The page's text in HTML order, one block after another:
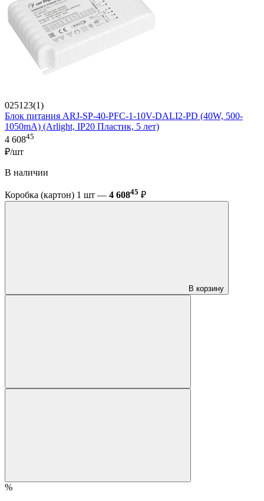
025123(1)
Блок питания ARJ-SP-40-PFC-1-10V-DALI2-PD (40W, 500-
1050mA) (Arlight, IP20 Пластик, 5 лет)
4 60845
₽/шт
В наличии
Коробка (картон) 1 шт — 4 60845 ₽
В корзину
%